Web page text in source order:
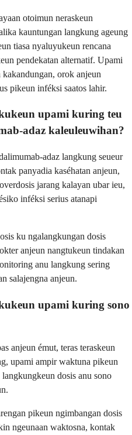
otoimun neraskeun
kauntungan langkung ageung
tiasa nyaluyukeun rencana
pendekatan alternatif. Upami
orok anjeun
pikeun inféksi saatos lahir.
upami kuring teu
adaz kaleuleuwihan?
adaz langkung seueur
panyadia kaséhatan anjeun,
jarang kalayan ubar ieu,
inféksi serius atanapi
ku ngalangkungan dosis
anjeun nangtukeun tindakan
anu langkung sering
salajengna anjeun.
upami kuring sono
anjeun émut, teras teraskeun
upami ampir waktuna pikeun
dosis anu sono
pikeun ngimbangan dosis
ngeunaan waktosna, kontak